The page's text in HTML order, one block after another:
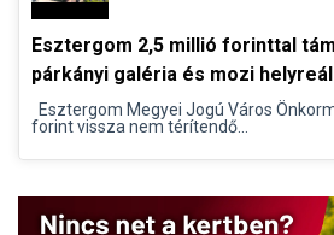
Esztergom 2,5 millió forinttal
párkányi galéria és mozi
Esztergom Megyei Jogú Város
forint vissza nem térítendő...